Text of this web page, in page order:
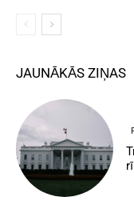
JAUNĀKĀS ZIŅAS